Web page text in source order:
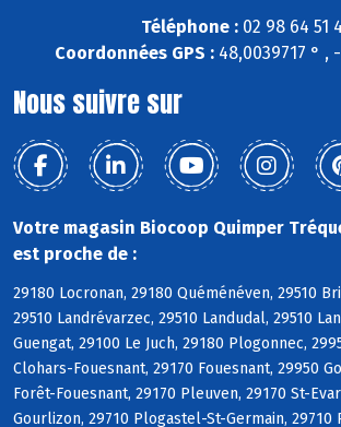
Téléphone :02 98 64 51
Coordonnées GPS :48,0039717 ° ,
Nous suivre sur
Votre magasin Biocoop Quimper
est proche de :
29180 Locronan, 29180 Quéménéven, 29510
29510 Landrévarzec, 29510 Landudal, 29510
Guengat, 29100 Le Juch, 29180 Plogonnec,
Clohars-Fouesnant, 29170 Fouesnant, 29950
Forêt-Fouesnant, 29170 Pleuven, 29170 St-
Gourlizon, 29710 Plogastel-St-Germain, 29710